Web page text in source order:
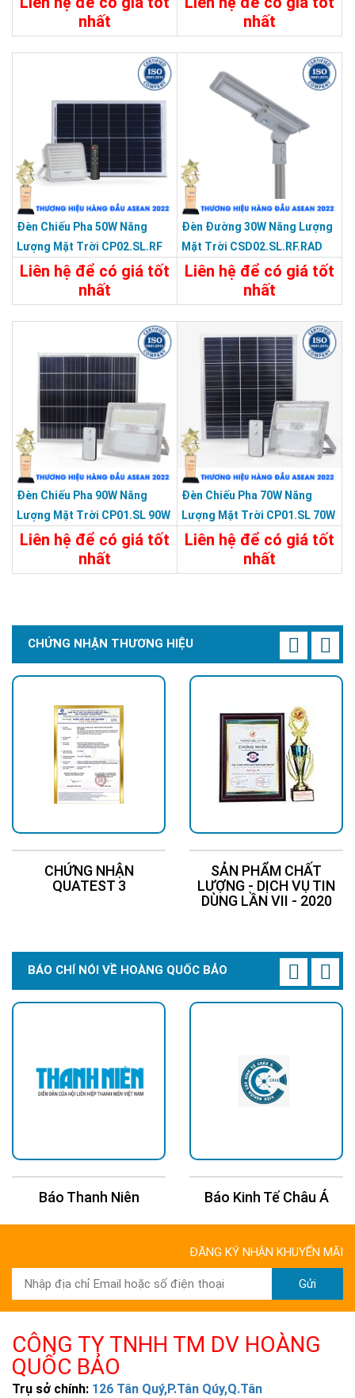
nhất
nhất
Đèn Chiếu Pha 50W Năng
Lượng Mặt Trời CP02.SL.RF
50W
Liên hệ để có giá tốt
nhất
Đèn Đường 30W Năng Lượng
Mặt Trời CSD02.SL.RF.RAD
30W
Liên hệ để có giá tốt
nhất
Đèn Chiếu Pha 90W Năng
Lượng Mặt Trời CP01.SL 90W
Liên hệ để có giá tốt
nhất
Đèn Chiếu Pha 70W Năng
Lượng Mặt Trời CP01.SL 70W
Liên hệ để có giá tốt
nhất
CHỨNG NHẬN THƯƠNG HIỆU
CHỨNG NHẬN
QUATEST 3
SẢN PHẨM CHẤT
LƯỢNG - DỊCH VỤ TIN
DÙNG LẦN VII - 2020
BÁO CHÍ NÓI VỀ HOÀNG QUỐC BẢO
Báo Thanh Niên Báo Kinh Tế Châu Á
ĐĂNG KÝ NHẬN KHUYẾN MÃI
Gửi
CÔNG TY TNHH TM DV HOÀNG
QUỐC BẢO
Trụ sở chính: 126 Tân Quý,P.Tân Qúy,Q.Tân